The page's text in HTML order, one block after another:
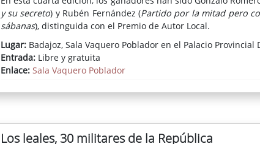
y su secreto) y Rubén Fernández (Partido por la mitad pero
sábanas), distinguida con el Premio de Autor Local.
Lugar:Badajoz, Sala Vaquero Poblador en el Palacio Provincial
Entrada:Libre y gratuita
Enlace: Sala Vaquero Poblador
Los leales, 30 militares de la República